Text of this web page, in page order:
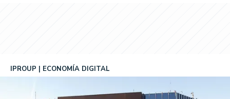
IPROUP ECONOMÍA DIGITAL